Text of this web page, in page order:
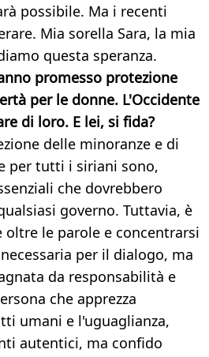
possibile. Ma i recenti
Mia sorella Sara, la mia
questa speranza.
promesso protezione
per le donne. L'Occidente
di loro. E lei, si fida?
delle minoranze e di
per tutti i siriani sono,
che dovrebbero
governo. Tuttavia, è
le parole e concentrarsi
per il dialogo, ma
da responsabilità e
che apprezza
umani e l'uguaglianza,
autentici, ma confido